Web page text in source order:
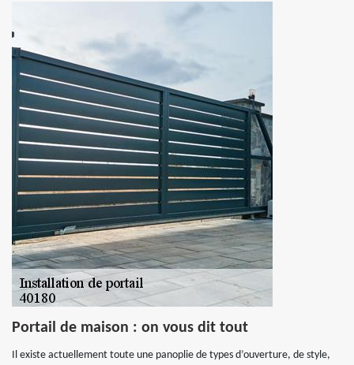
Portail de maison : on vous dit tout
Il existe actuellement toute une panoplie de types d’ouverture, de style,